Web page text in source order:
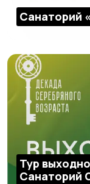
Санаторий
Тур
Санаторий